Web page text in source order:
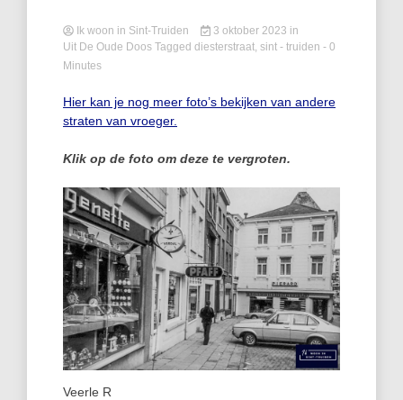
Ik woon in Sint-Truiden 3 oktober 2023 in
Uit De Oude Doos Tagged diesterstraat, sint - truiden - 0
Minutes
Hier kan je nog meer foto’s bekijken van andere
straten van vroeger.
Klik op de foto om deze te vergroten.
Veerle R